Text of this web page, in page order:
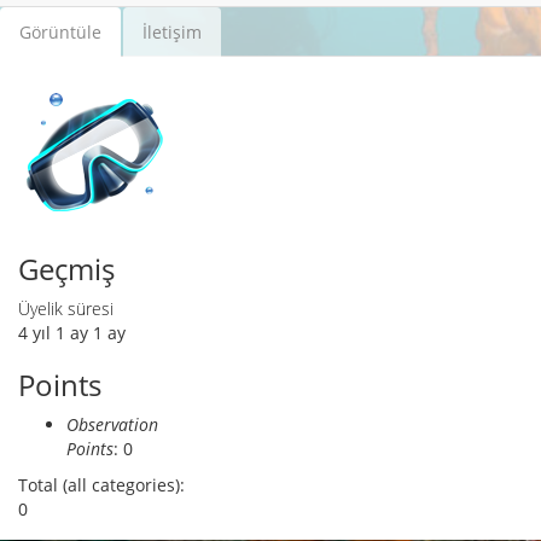
Birincil sekmeler
Görüntüle (etkin
sekme)
İletişim
Geçmiş
Üyelik süresi
4 yıl 1 ay 1 ay
Points
Observation
Points: 0
Total (all categories):
0